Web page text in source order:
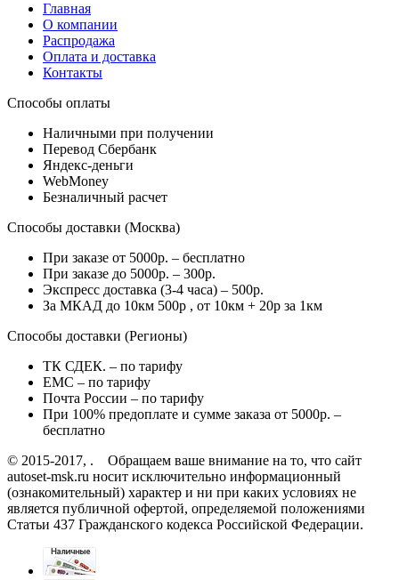
Главная
О компании
Распродажа
Оплата и доставка
Контакты
Способы оплаты
Наличными при получении
Перевод Сбербанк
Яндекс-деньги
WebMoney
Безналичный расчет
Способы доставки (Москва)
При заказе от 5000р. – бесплатно
При заказе до 5000р. – 300р.
Экспресс доставка (3-4 часа) – 500р.
За МКАД до 10км 500р , от 10км + 20р за 1км
Способы доставки (Регионы)
ТК СДЕК. – по тарифу
EMC – по тарифу
Почта России – по тарифу
При 100% предоплате и сумме заказа от 5000р. –
бесплатно
© 2015-2017, . Обращаем ваше внимание на то, что сайт
autoset-msk.ru носит исключительно информационный
(ознакомительный) характер и ни при каких условиях не
является публичной офертой, определяемой положениями
Статьи 437 Гражданского кодекса Российской Федерации.